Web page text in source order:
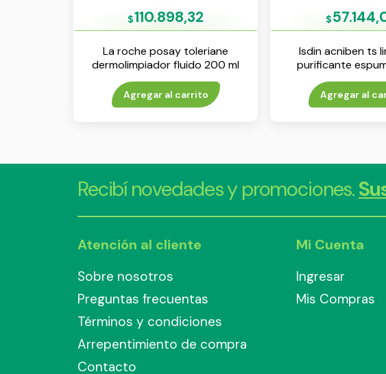
$110.898,32
La roche posay toleriane
dermolimpiador fluido 200 ml
Agregar al carrito
$
Isdin acniben ts
purificante
Agregar al
Recibí novedades y promociones.
Atención al cliente
Sobre nosotros
Preguntas frecuentas
Términos y condiciones
Arrepentimiento de compra
Contacto
Mi Cuenta
Ingresar
Mis Compras